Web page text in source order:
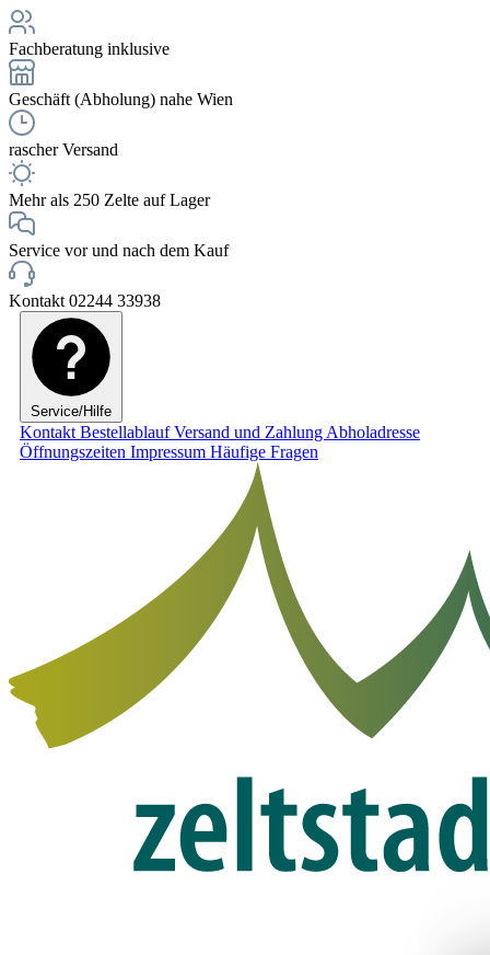
Fachberatung inklusive
Geschäft (Abholung) nahe Wien
rascher Versand
Mehr als 250 Zelte auf Lager
Service vor und nach dem Kauf
Kontakt 02244 33938
Service/Hilfe
Kontakt BestellablaufVersand und Zahlung Abholadresse
Öffnungszeiten Impressum Häufige Fragen